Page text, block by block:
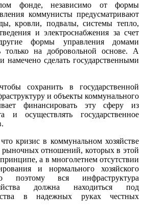
фонде, независимо от формы
коммунисты предусматривают
кровли, подвалы, системы тепло,
и электроснабжения за счет
формы управления домами
только на добровольной основе. А
сделать государственными
сохранить в государственной
и объекты коммунального
финансировать эту сферу из
и осуществлять государственное
кризис в коммунальном хозяйстве
рыночных отношений, которых в этой
а в многолетнем отсутствии
и нормального хозяйского
поэтому вся инфраструктура
должна находиться под
в надежных руках честных